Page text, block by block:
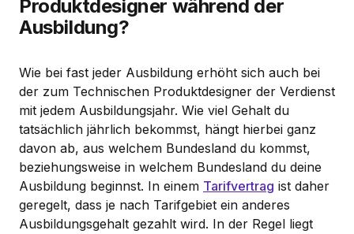
Produktdesigner während der
Ausbildung?
Wie bei fast jeder Ausbildung erhöht sich auch bei
der zum Technischen Produktdesigner der Verdienst
mit jedem Ausbildungsjahr. Wie viel Gehalt du
tatsächlich jährlich bekommst, hängt hierbei ganz
davon ab, aus welchem Bundesland du kommst,
beziehungsweise in welchem Bundesland du deine
Ausbildung beginnst. In einem Tarifvertrag ist daher
geregelt, dass je nach Tarifgebiet ein anderes
Ausbildungsgehalt gezahlt wird. In der Regel liegt